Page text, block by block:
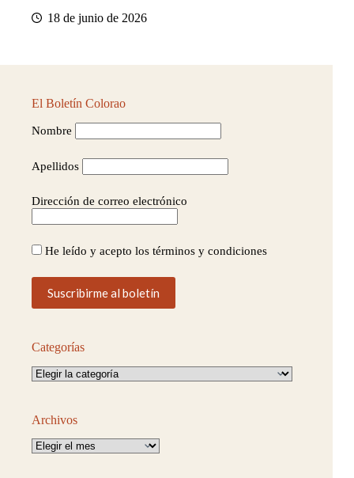
18 de junio de 2026
El Boletín Colorao
Nombre
Apellidos
Dirección de correo electrónico
He leído y acepto los términos y condiciones
Categorías
Categorías
Archivos
Archivos